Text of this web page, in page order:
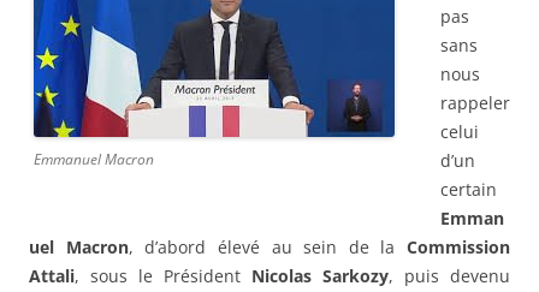
Emmanuel Macron
pas
sans
nous
rappeler
celui
d’un
certain
Emman
uel Macron, d’abord élevé au sein de la Commission
Attali, sous le Président Nicolas Sarkozy, puis devenu